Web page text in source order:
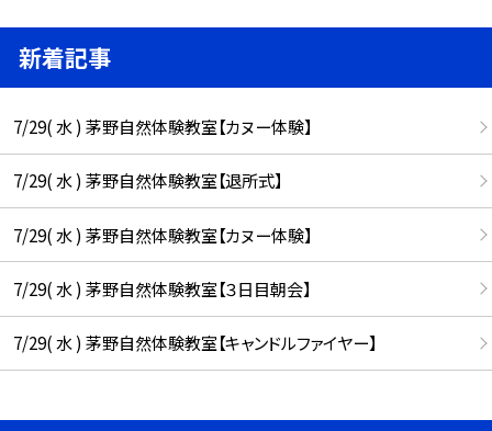
新着記事
7/29( 水 ) 茅野自然体験教室【カヌー体験】
7/29( 水 ) 茅野自然体験教室【退所式】
7/29( 水 ) 茅野自然体験教室【カヌー体験】
7/29( 水 ) 茅野自然体験教室【３日目朝会】
7/29( 水 ) 茅野自然体験教室【キャンドルファイヤー】